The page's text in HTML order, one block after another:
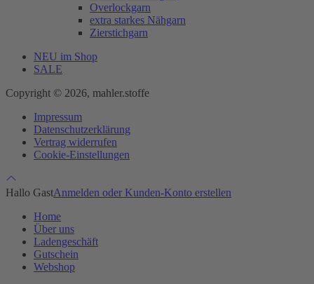
Overlockgarn
extra starkes Nähgarn
Zierstichgarn
NEU im Shop
SALE
Copyright © 2026, mahler.stoffe
Impressum
Datenschutzerklärung
Vertrag widerrufen
Cookie-Einstellungen
Hallo GastAnmelden oder Kunden-Konto erstellen
Home
Über uns
Ladengeschäft
Gutschein
Webshop